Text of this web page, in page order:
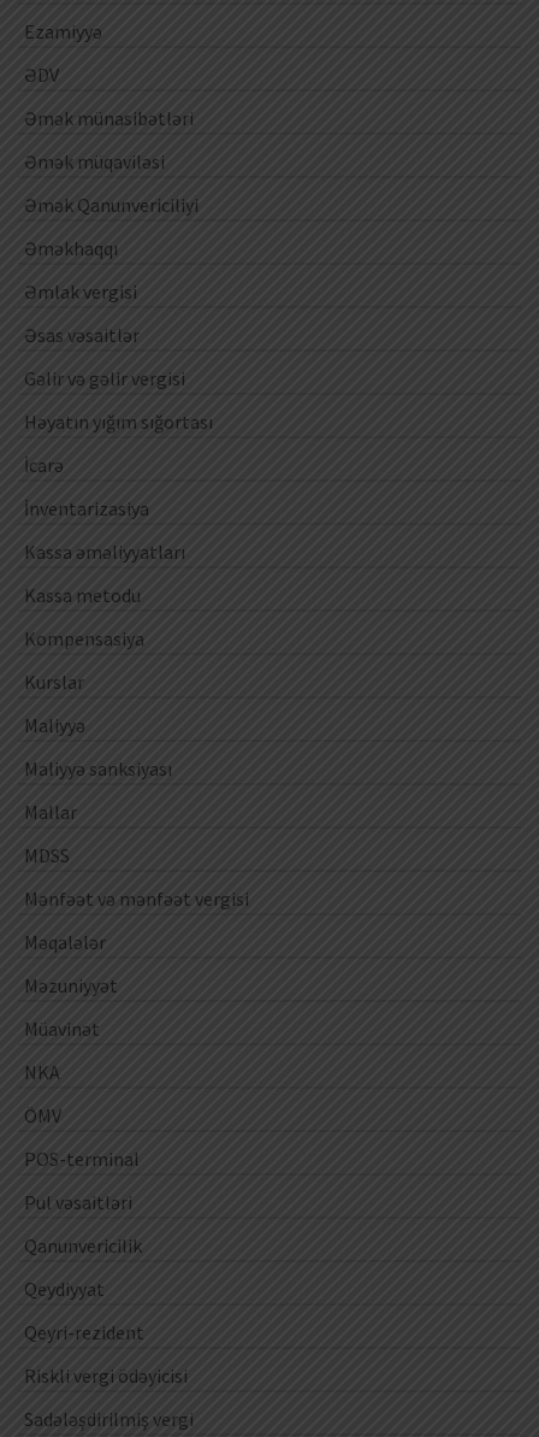
Ezamiyyə
ƏDV
Əmək münasibətləri
Əmək müqaviləsi
Əmək Qanunvericiliyi
Əməkhaqqı
Əmlak vergisi
Əsas vəsaitlər
Gəlir və gəlir vergisi
Həyatın yığım sığortası
İcarə
İnventarizasiya
Kassa əməliyyatları
Kassa metodu
Kompensasiya
Kurslar
Maliyyə
Maliyyə sanksiyası
Mallar
MDSS
Mənfəət və mənfəət vergisi
Məqalələr
Məzuniyyət
Müavinət
NKA
ÖMV
POS-terminal
Pul vəsaitləri
Qanunvericilik
Qeydiyyat
Qeyri-rezident
Riskli vergi ödəyicisi
Sadələşdirilmiş vergi